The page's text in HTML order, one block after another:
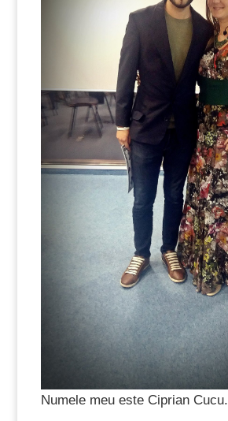
Numele meu este Ciprian Cucu.